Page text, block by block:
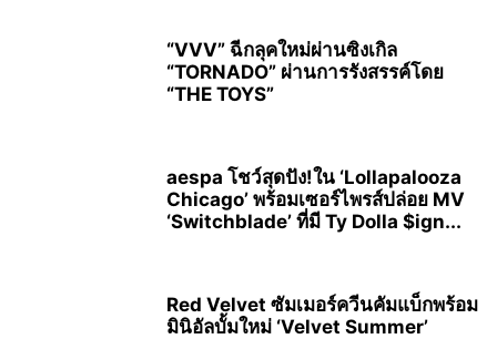
“VVV” ฉีกลุคใหม่ผ่านซิงเกิล
“TORNADO” ผ่านการรังสรรค์โดย
“THE TOYS”
aespa โชว์สุดปัง!ใน ‘Lollapalooza
Chicago’ พร้อมเซอร์ไพรส์ปล่อย MV
‘Switchblade’ ที่มี Ty Dolla $ign...
Red Velvet ซัมเมอร์ควีนคัมแบ็กพร้อม
มินิอัลบั้มใหม่ ‘Velvet Summer’